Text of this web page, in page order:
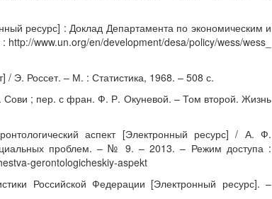
ресурс] : Доклад Департамента по экономическим и
www.un.org/en/development/desa/policy/wess/wess_
/ Э. Россет. – М. : Статистика, 1968. – 508 с.
; пер. с фран. Ф. Р. Окуневой. – Том второй. Жизнь
аспект [Электронный ресурс] / А. Ф.
проблем. – № 9. – 2013. – Режим доступа :
gerontologicheskiy-aspekt
Российской Федерации [Электронный ресурс]. –